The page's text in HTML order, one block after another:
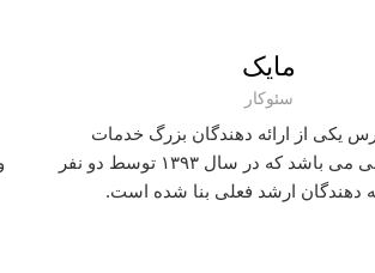
مایک
سئوکار
یکی از ارائه دهندگان بزرگ خدمات
وردپرس فارسی می باشد که در سال ۱۳۹۳ توسط دو نفر
دهندگان ارشد فعلی بنا شده است.